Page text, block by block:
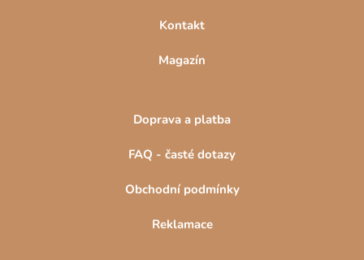
Kontakt
Magazín
Doprava a platba
FAQ - časté dotazy
Obchodní podmínky
Reklamace